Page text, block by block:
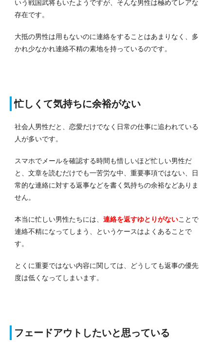
いう戦国武将もいたようですが、そんな男性は極めてレアな
存在です。
大抵の男性は用もないのに連絡をすることはあまりなく、多
かれ少なかれ連絡不精の素地を持っているのです。
忙しくて気持ちに余裕がない
社会人男性だと、恋愛だけでなく日常の仕事に追われている
人が多いです。
スマホでメールを確認する時間も惜しいほど忙しい男性だ
と、文章を読むだけでも一苦労な中、重要事項ではない、日
常的な連絡に対する返事などを書く気持ちの余裕などありま
せん。
本当に忙しい男性たちには、 連絡を返すゆとりがないことで
連絡不精になってしまう、というケースはよくあることで
す。
とくに重要ではない内容に関しては、どうしても返事の優先
度は低くなってしまいます。
フェードアウトしたいと思っている